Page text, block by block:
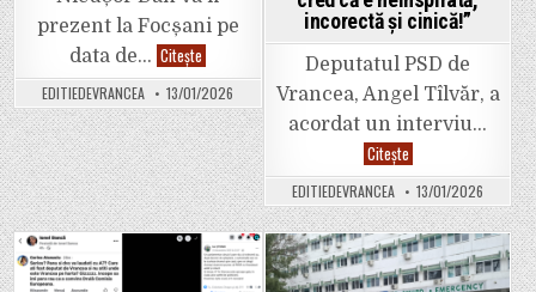
terenuri,
casă
în
decurs
de
fix
în
timpul
șefiei.
prezent la Focșani pe
data de… Citește
Nicușor
Dan
va
veni
la
Focșani
pe
24
ianuarie,
de
Ziua
Unirii
Principatelor
Române.
EDITIEDEVRANCEA 13/01/2026
incorectă și cinică!”
Deputatul PSD de
Vrancea, Angel Tîlvăr, a
acordat un interviu…
CiteșteSurprize-
surprize.
Deputatul
PSD
Angel
Tîlvăr
îl
atacă
pe
EDITIEDEVRANCEA 13/01/2026
Posted Posted